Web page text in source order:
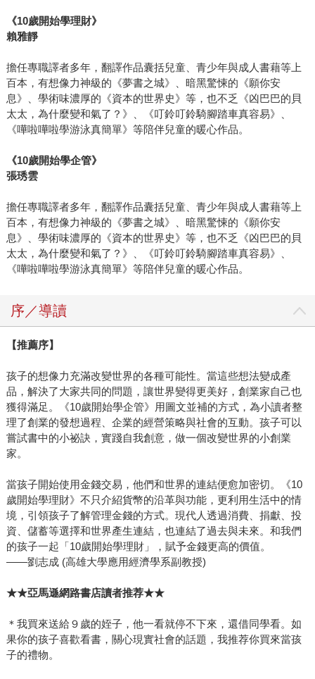
《10歲開始學理財》
賴雅靜
擔任專職譯者多年，翻譯作品囊括兒童、青少年與成人書藉等上
百本，有想像力神級的《夢書之城》、暗黑驚悚的《願你安
息》、學術味濃厚的《資本的世界史》等，也不乏《凶巴巴的貝
太太，為什麼變和氣了？》、《叮鈴叮鈴騎腳踏車真容易》、
《嘩啦嘩啦學游泳真簡單》等陪伴兒童的暖心作品。
《10歲開始學企管》
張琇雲
擔任專職譯者多年，翻譯作品囊括兒童、青少年與成人書藉等上
百本，有想像力神級的《夢書之城》、暗黑驚悚的《願你安
息》、學術味濃厚的《資本的世界史》等，也不乏《凶巴巴的貝
太太，為什麼變和氣了？》、《叮鈴叮鈴騎腳踏車真容易》、
《嘩啦嘩啦學游泳真簡單》等陪伴兒童的暖心作品。
序／導讀
【推薦序】
孩子的想像力充滿改變世界的各種可能性。當這些想法變成產
品，解決了大家共同的問題，讓世界變得更美好，創業家自己也
獲得滿足。《10歲開始學企管》用圖文並補的方式，為小讀者整
理了創業的發想過程、企業的經營策略與社會的互動。孩子可以
嘗試書中的小祕訣，實踐自我創意，做一個改變世界的小創業
家。
當孩子開始使用金錢交易，他們和世界的連結便愈加密切。《10
歲開始學理財》不只介紹貨幣的沿革與功能，更利用生活中的情
境，引領孩子了解管理金錢的方式。現代人透過消費、捐獻、投
資、儲蓄等選擇和世界產生連結，也連結了過去與未來。和我們
的孩子一起「10歲開始學理財」，賦予金錢更高的價值。
——劉志成 (高雄大學應用經濟學系副教授)
★★亞馬遜網路書店讀者推荐★★
＊我買來送給９歲的姪子，他一看就停不下來，還借同學看。如
果你的孩子喜歡看書，關心現實社會的話題，我推荐你買來當孩
子的禮物。